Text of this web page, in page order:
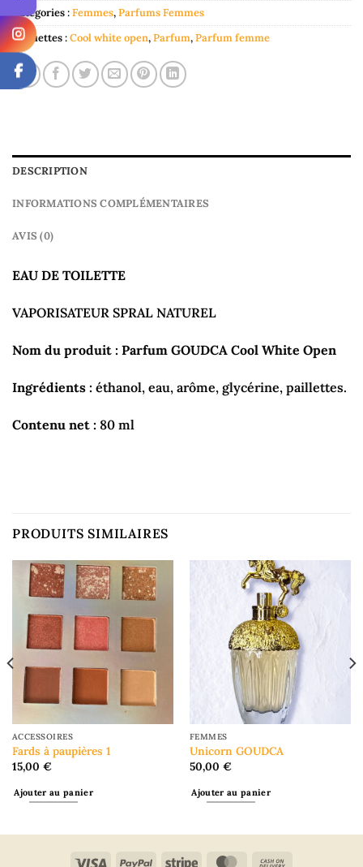
Catégories :Femmes,Parfums Femmes
Étiquettes :Cool white open,Parfum,Parfum femme
DESCRIPTION
INFORMATIONS COMPLÉMENTAIRES
AVIS (0)
EAU DE TOILETTE
VAPORISATEUR SPRAL NATUREL
Nom du produit : Parfum GOUDCA Cool White Open
Ingrédients : éthanol, eau, arôme, glycérine, paillettes.
Contenu net : 80 ml
PRODUITS SIMILAIRES
ACCESSOIRES
Fards à paupières 1
15,00 €
Ajouter au panier
FEMMES
Unicorn GOUDCA
50,00 €
Ajouter au panier